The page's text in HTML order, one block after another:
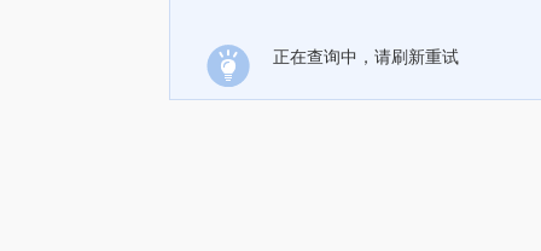
正在查询中，请刷新重试